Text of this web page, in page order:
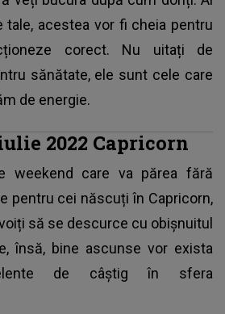
tale, acestea vor fi cheia pentru
corect. Nu uitați de
sănătate, ele sunt cele care
de energie.
2022 Capricorn
weekend care va părea fără
pentru cei născuți în Capricorn,
să se descurce cu obișnuitul
însă, bine ascunse vor exista
de câștig în sfera